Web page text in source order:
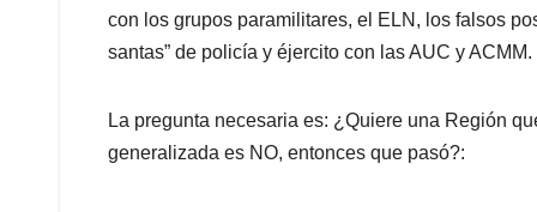
con los grupos paramilitares, el ELN, los falsos
santas” de policía y éjercito con las AUC y ACMM.
La pregunta necesaria es: ¿Quiere una Región
generalizada es NO, entonces que pasó?: